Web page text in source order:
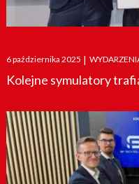
Posted
on
6 października 2025 |
Kolejne symulatory